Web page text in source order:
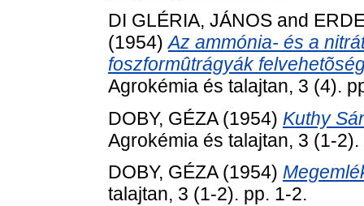
DI GLÉRIA, JÁNOS and
(1954)Az ammónia- és a
foszformûtrágyák
Agrokémia és talajtan, 3 (4).
DOBY, GÉZA(1954) Kuthy
Agrokémia és talajtan, 3 (1-2).
DOBY, GÉZA(1954)
talajtan, 3 (1-2). pp. 1-2.